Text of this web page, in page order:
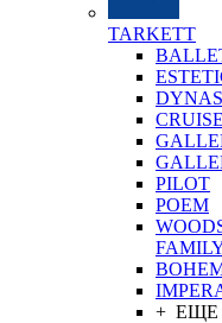
TARKETT
CRUISE
PILOT
POEM
+ ЕЩЕ